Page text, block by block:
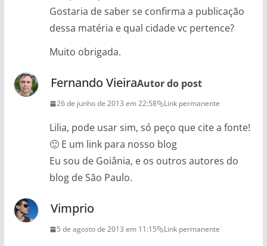
Gostaria de saber se confirma a publicação
dessa matéria e qual cidade vc pertence?
Muito obrigada.
Fernando VieiraAutor do post
26 de junho de 2013 em 22:58 Link permanente
Lilia, pode usar sim, só peço que cite a fonte!
🙂 E um link para nosso blog
Eu sou de Goiânia, e os outros autores do
blog de São Paulo.
Vimprio
5 de agosto de 2013 em 11:15 Link permanente